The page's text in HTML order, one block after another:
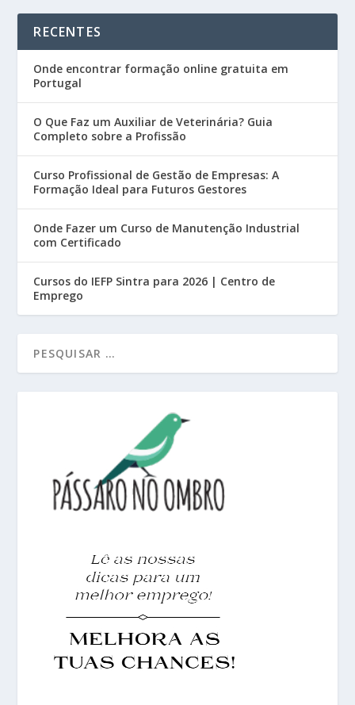
RECENTES
Onde encontrar formação online gratuita em
Portugal
O Que Faz um Auxiliar de Veterinária? Guia
Completo sobre a Profissão
Curso Profissional de Gestão de Empresas: A
Formação Ideal para Futuros Gestores
Onde Fazer um Curso de Manutenção Industrial
com Certificado
Cursos do IEFP Sintra para 2026 | Centro de
Emprego